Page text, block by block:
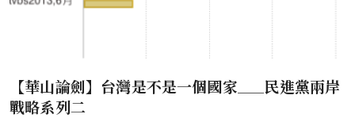
【華山論劍】台灣是不是一個國家___民進黨兩岸
戰略系列二